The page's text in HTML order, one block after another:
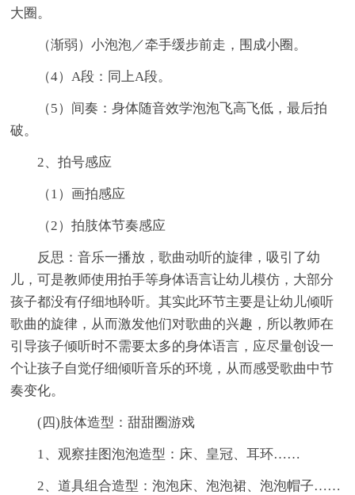
大圈。
（渐弱）小泡泡／牵手缓步前走，围成小圈。
（4）A段：同上A段。
（5）间奏：身体随音效学泡泡飞高飞低，最后拍
破。
2、拍号感应
（1）画拍感应
（2）拍肢体节奏感应
反思：音乐一播放，歌曲动听的旋律，吸引了幼
儿，可是教师使用拍手等身体语言让幼儿模仿，大部分
孩子都没有仔细地聆听。其实此环节主要是让幼儿倾听
歌曲的旋律，从而激发他们对歌曲的兴趣，所以教师在
引导孩子倾听时不需要太多的身体语言，应尽量创设一
个让孩子自觉仔细倾听音乐的环境，从而感受歌曲中节
奏变化。
(四)肢体造型：甜甜圈游戏
1、观察挂图泡泡造型：床、皇冠、耳环……
2、道具组合造型：泡泡床、泡泡裙、泡泡帽子……